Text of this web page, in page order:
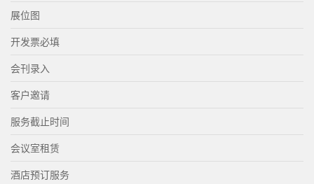
展位图
开发票必填
会刊录入
客户邀请
服务截止时间
会议室租赁
酒店预订服务